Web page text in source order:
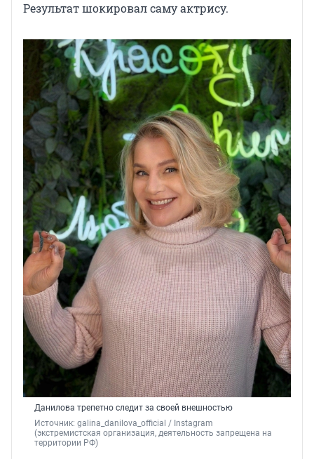
Результат шокировал саму актрису.
Данилова трепетно следит за своей внешностью
Источник: galina_danilova_official / Instagram
(экстремистская организация, деятельность запрещена на
территории РФ)